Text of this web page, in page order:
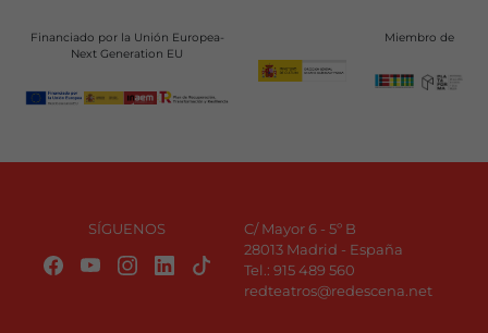
Financiado por la Unión Europea-
Next Generation EU
Miembro de
SÍGUENOS
C/ Mayor 6 - 5º B
28013 Madrid - España
Tel.: 915 489 560
redteatros@redescena.net